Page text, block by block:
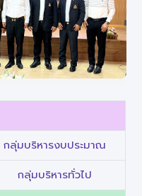
กลุ่มบริหารงบประมาณ
กลุ่มบริหารทั่วไป